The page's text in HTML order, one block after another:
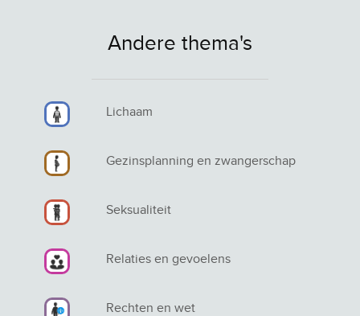
Andere thema's
Lichaam
Gezinsplanning en zwangerschap
Seksualiteit
Relaties en gevoelens
Rechten en wet